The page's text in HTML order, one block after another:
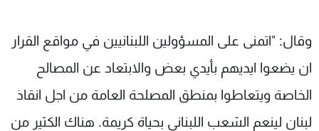
وقال: "اتمنى على المسؤولين اللبنانيين في مواقع القرار
ان يضعوا ايديهم بأيدي بعض والابتعاد عن المصالح
الخاصة ويتعاطوا بمنطق المصلحة العامة من اجل انقاذ
لبنان لينعم الشعب اللبناني بحياة كريمة. هناك الكثير من